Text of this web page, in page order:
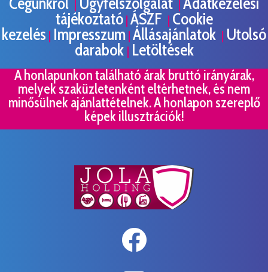
| |
tájékoztató| ÁSZF | Cookie
kezelés | Impresszum | Állásajánlatok | Utolsó
darabok | Letöltések
A honlapunkon található árak bruttó irányárak,
melyek szaküzletenként eltérhetnek, és nem
minősülnek ajánlattételnek. A honlapon szereplő
képek illusztrációk!
